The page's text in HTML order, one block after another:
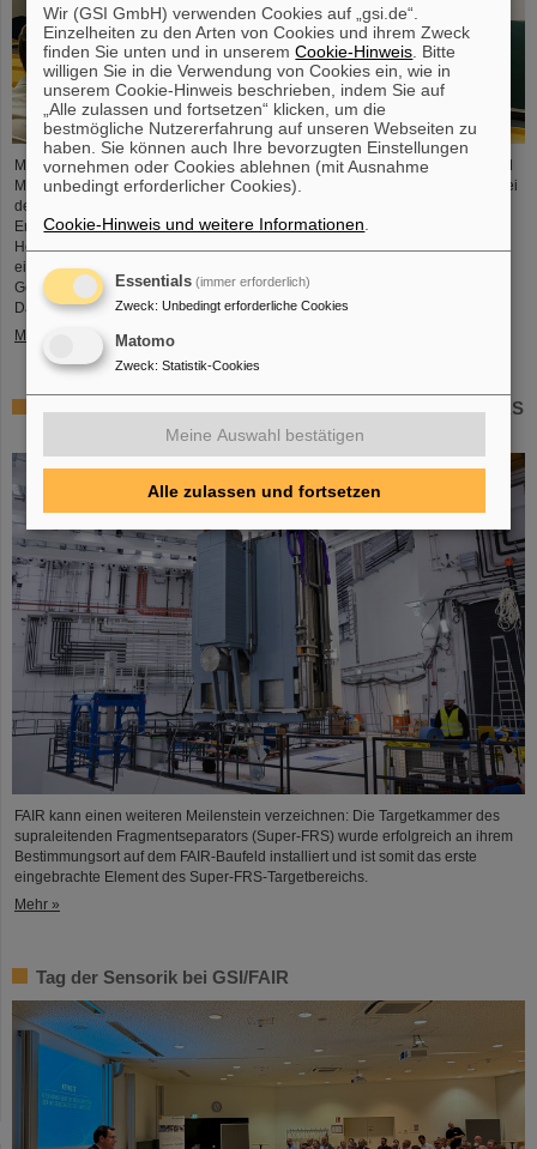
Mikrosysteme sind unverzichtbare Sensor-Komponenten in der Medizin- und
Mobilitätstechnik, Cybersicherheit und Kommunikationstechnologie sowie bei
der Steuerung vernetzter Fertigungsprozesse. Aber auch für die
Energiewende sind sie von wachsender Bedeutung. Forschende der
Hochschule RheinMain (HSRM) entwickeln am Campus Rüsselsheim nun
eine Plattform zur Mikro-Nano-Integration von neuartigen Sensorelementen.
Gemeinsam mit dem GSI Helmholtzzentrum für Schwerionenforschung in
Darmstadt und der…
Mehr »
Millimeterarbeit im Tunnel – Targetkammer des Super-FRS
FAIR kann einen weiteren Meilenstein verzeichnen: Die Targetkammer des
supraleitenden Fragmentseparators (Super-FRS) wurde erfolgreich an ihrem
Bestimmungsort auf dem FAIR-Baufeld installiert und ist somit das erste
eingebrachte Element des Super-FRS-Targetbereichs.
Mehr »
Tag der Sensorik bei GSI/FAIR
Wir (GSI GmbH) verwenden Cookies auf „gsi.de“.
Einzelheiten zu den Arten von Cookies und ihrem Zweck
finden Sie unten und in unseremCookie-Hinweis . Bitte
willigen Sie in die Verwendung von Cookies ein, wie in
unserem Cookie-Hinweis beschrieben, indem Sie auf
„Alle zulassen und fortsetzen“ klicken, um die
bestmögliche Nutzererfahrung auf unseren Webseiten zu
haben. Sie können auch Ihre bevorzugten Einstellungen
vornehmen oder Cookies ablehnen (mit Ausnahme
unbedingt erforderlicher Cookies).
Cookie-Hinweis und weitere Informationen
Essentials (immer erforderlich)
Zweck: Unbedingt erforderliche Cookies
Matomo
Zweck: Statistik-Cookies
Meine Auswahl bestätigen
Alle zulassen und fortsetzen